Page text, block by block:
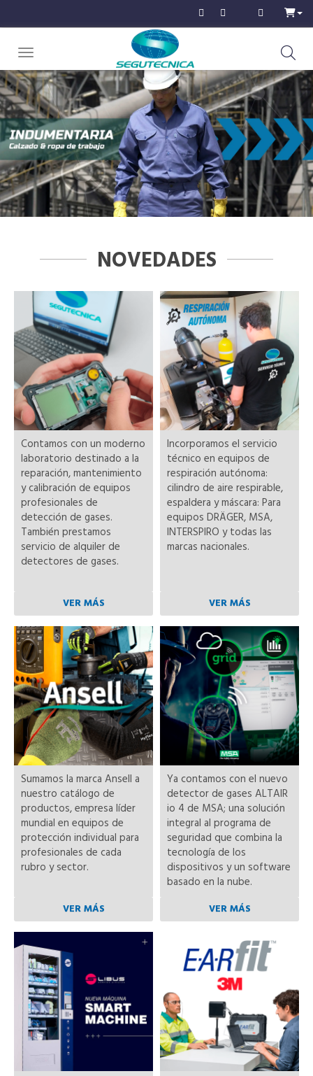
Toggle navigation
NOVEDADES
Contamos con un moderno
laboratorio destinado a la
reparación, mantenimiento
y calibración de equipos
profesionales de
detección de gases.
También prestamos
servicio de alquiler de
detectores de gases.
VER MÁS
Incorporamos el servicio
técnico en equipos de
respiración autónoma:
cilindro de aire respirable,
espaldera y máscara: Para
equipos DRÄGER, MSA,
INTERSPIRO y todas las
marcas nacionales.
VER MÁS
Sumamos la marca Ansell a
nuestro catálogo de
productos, empresa líder
mundial en equipos de
protección individual para
profesionales de cada
rubro y sector.
VER MÁS
Ya contamos con el nuevo
detector de gases ALTAIR
io 4 de MSA; una solución
integral al programa de
seguridad que combina la
tecnología de los
dispositivos y un software
basado en la nube.
VER MÁS